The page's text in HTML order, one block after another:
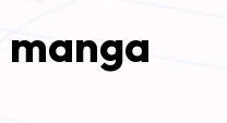
manga